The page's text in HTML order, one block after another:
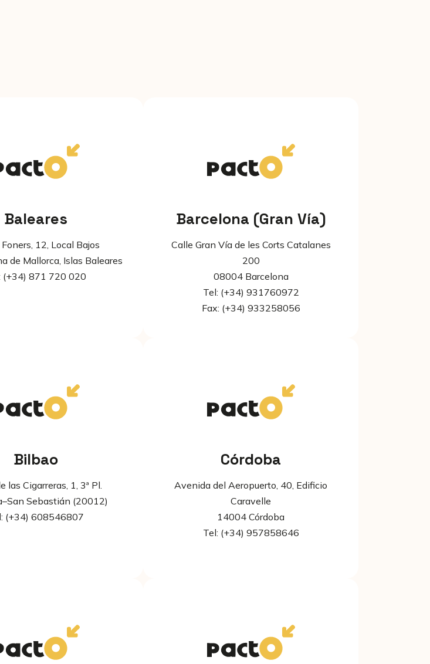
Baleares
Foners, 12, Local Bajos
de Mallorca, Islas Baleares
(+34) 871 720 020
Barcelona (Gran Vía)
Calle Gran Vía de les Corts Catalanes
200
08004 Barcelona
Tel: (+34) 931760972
Fax: (+34) 933258056
Bilbao
las Cigarreras, 1, 3ª Pl.
Sebastián (20012)
(+34) 608546807
Córdoba
Avenida del Aeropuerto, 40, Edificio
Caravelle
14004 Córdoba
Tel: (+34) 957858646